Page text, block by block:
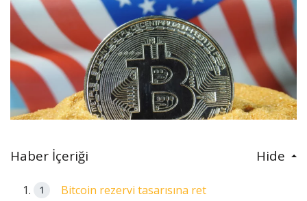
Haber İçeriği Hide
Bitcoin rezervi tasarısına ret